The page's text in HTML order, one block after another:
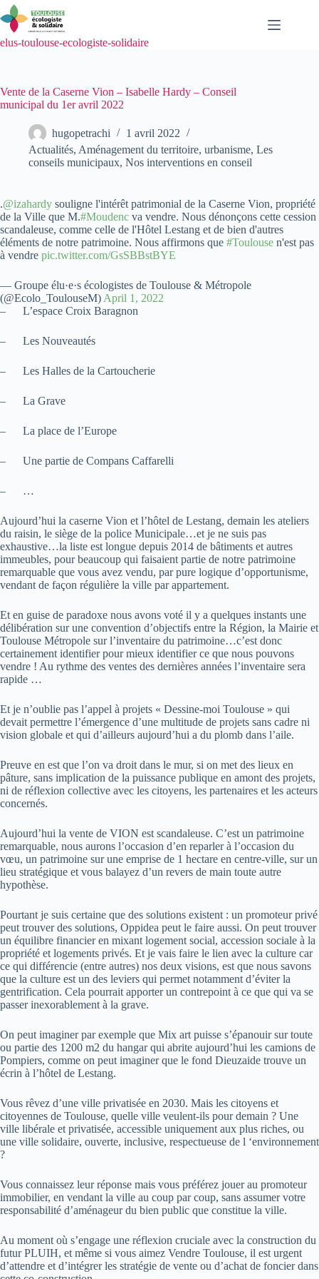
Passer
au
contenu
elus-toulouse-ecologiste-solidaire
Vente de la Caserne Vion – Isabelle Hardy – Conseil
municipal du 1er avril 2022
hugopetrachi
1 avril 2022
Actualités, Aménagement du territoire, urbanisme, Les
conseils municipaux, Nos interventions en conseil
.@izahardy souligne l'intérêt patrimonial de la Caserne Vion, propriété
de la Ville que M.#Moudenc va vendre. Nous dénonçons cette cession
scandaleuse, comme celle de l'Hôtel Lestang et de bien d'autres
éléments de notre patrimoine. Nous affirmons que #Toulouse n'est pas
à vendre pic.twitter.com/GsSBBstBYE
— Groupe élu·e·s écologistes de Toulouse & Métropole
(@Ecolo_ToulouseM) April 1, 2022
– L’espace Croix Baragnon
– Les Nouveautés
– Les Halles de la Cartoucherie
– La Grave
– La place de l’Europe
– Une partie de Compans Caffarelli
– …
Aujourd’hui la caserne Vion et l’hôtel de Lestang, demain les ateliers
du raisin, le siège de la police Municipale…et je ne suis pas
exhaustive…la liste est longue depuis 2014 de bâtiments et autres
immeubles, pour beaucoup qui faisaient partie de notre patrimoine
remarquable que vous avez vendu, par pure logique d’opportunisme,
vendant de façon régulière la ville par appartement.
Et en guise de paradoxe nous avons voté il y a quelques instants une
délibération sur une convention d’objectifs entre la Région, la Mairie et
Toulouse Métropole sur l’inventaire du patrimoine…c’est donc
certainement identifier pour mieux identifier ce que nous pouvons
vendre ! Au rythme des ventes des dernières années l’inventaire sera
rapide …
Et je n’oublie pas l’appel à projets « Dessine-moi Toulouse » qui
devait permettre l’émergence d’une multitude de projets sans cadre ni
vision globale et qui d’ailleurs aujourd’hui a du plomb dans l’aile.
Preuve en est que l’on va droit dans le mur, si on met des lieux en
pâture, sans implication de la puissance publique en amont des projets,
ni de réflexion collective avec les citoyens, les partenaires et les acteurs
concernés.
Aujourd’hui la vente de VION est scandaleuse. C’est un patrimoine
remarquable, nous aurons l’occasion d’en reparler à l’occasion du
vœu, un patrimoine sur une emprise de 1 hectare en centre-ville, sur un
lieu stratégique et vous balayez d’un revers de main toute autre
hypothèse.
Pourtant je suis certaine que des solutions existent : un promoteur privé
peut trouver des solutions, Oppidea peut le faire aussi. On peut trouver
un équilibre financier en mixant logement social, accession sociale à la
propriété et logements privés. Et je vais faire le lien avec la culture car
ce qui différencie (entre autres) nos deux visions, est que nous savons
que la culture est un des leviers qui permet notamment d’éviter la
gentrification. Cela pourrait apporter un contrepoint à ce que qui va se
passer inexorablement à la grave.
On peut imaginer par exemple que Mix art puisse s’épanouir sur toute
ou partie des 1200 m2 du hangar qui abrite aujourd’hui les camions de
Pompiers, comme on peut imaginer que le fond Dieuzaide trouve un
écrin à l’hôtel de Lestang.
Vous rêvez d’une ville privatisée en 2030. Mais les citoyens et
citoyennes de Toulouse, quelle ville veulent-ils pour demain ? Une
ville libérale et privatisée, accessible uniquement aux plus riches, ou
une ville solidaire, ouverte, inclusive, respectueuse de l ‘environnement
?
Vous connaissez leur réponse mais vous préférez jouer au promoteur
immobilier, en vendant la ville au coup par coup, sans assumer votre
responsabilité d’aménageur du bien public que constitue la ville.
Au moment où s’engage une réflexion cruciale avec la construction du
futur PLUIH, et même si vous aimez Vendre Toulouse, il est urgent
d’attendre et d’intégrer les stratégie de vente ou d’achat de foncier dans